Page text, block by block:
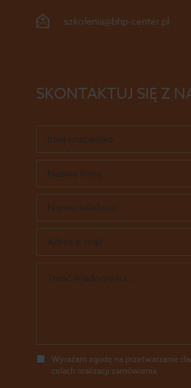
szkolenia@bhp-center.pl
SKONTAKTUJ SIĘ Z
Wyrażam zgodę na przetwarzanie
celach realizacji zamówienia